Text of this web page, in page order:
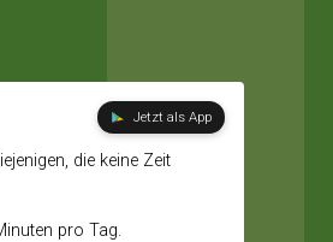
Jetzt als App
die keine Zeit
pro Tag.